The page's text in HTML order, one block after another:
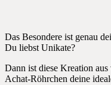
Das Besondere ist genau
Du liebst Unikate?
Dann ist diese Kreation
Achat-Röhrchen deine